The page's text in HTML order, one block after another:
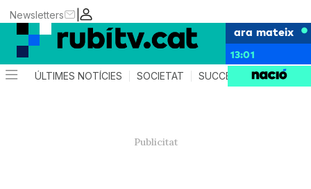
|
Newsletters
ara mateix
13:01
ÚLTIMES NOTÍCIES SOCIETAT SUCCESSOS